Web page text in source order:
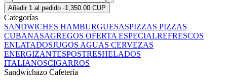
Añadir 1 al pedido ·1,350.00 CUP
Categorías
SANDWICHES HAMBURGUESASPIZZAS PIZZAS
CUBANASAGREGOS OFERTA ESPECIALREFRESCOS
ENLATADOSJUGOS AGUAS CERVEZAS
ENERGIZANTESPOSTRESHELADOS
ITALIANOSCIGARROS
Sandwichazo Cafetería